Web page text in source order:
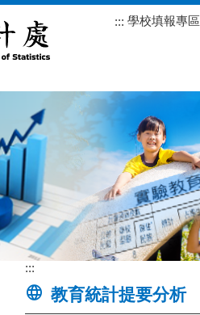
::: 學校填報專區
:::
教育統計提要分析